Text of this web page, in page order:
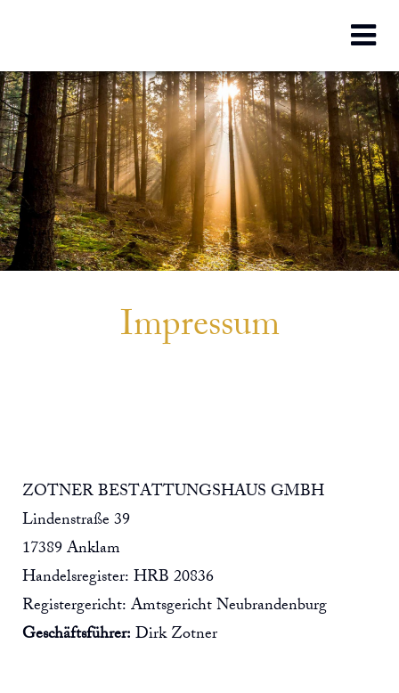
Impressum
ZOTNER BESTATTUNGSHAUS GMBH
Lindenstraße 39
17389 Anklam
Handelsregister: HRB 20836
Registergericht: Amtsgericht Neubrandenburg
Geschäftsführer:Dirk Zotner